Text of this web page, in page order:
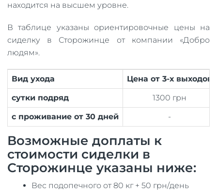
находится на высшем уровне.
В таблице указаны ориентировочные цены на
сиделку в Сторожинце от компании «Добро
людям».
Вид ухода Цена от 3-х выходов
сутки подряд 1300 грн
с проживание от 30 дней -
Возможные доплаты к
стоимости сиделки в
Сторожинце указаны ниже:
Вес подопечного от 80 кг + 50 грн/день